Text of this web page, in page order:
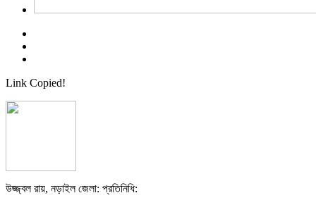
Link Copied!
উজ্জ্বল রায়, নড়াইল জেলা: প্রতিনিধি: